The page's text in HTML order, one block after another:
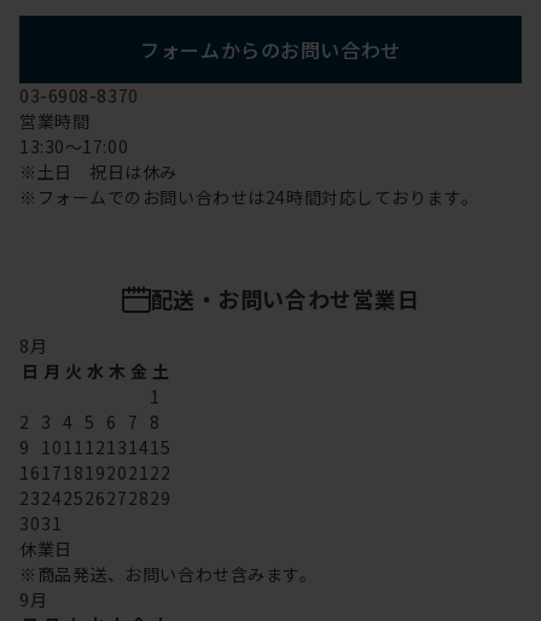
フォームからのお問い合わせ
03-6908-8370
営業時間
13:30～17:00
※土日 祝日は休み
※フォームでのお問い合わせは24時間対応しております。
配送・お問い合わせ営業日
8月
日 月 火 水 木 金 土
1
2 3 4 5 6 7 8
9 101112131415
16171819202122
23242526272829
3031
休業日
※商品発送、お問い合わせ含みます。
9月